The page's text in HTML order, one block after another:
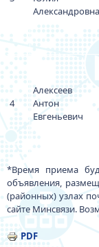
Александровна
4
Алексеев
Антон
Евгеньевич
*Время приема
объявления,
(районных) узлах
сайте Минсвязи.
PDF